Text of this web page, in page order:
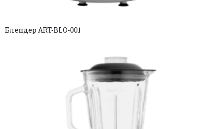
Блендер ART-BLO-001